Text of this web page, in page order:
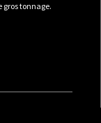
tonnage.